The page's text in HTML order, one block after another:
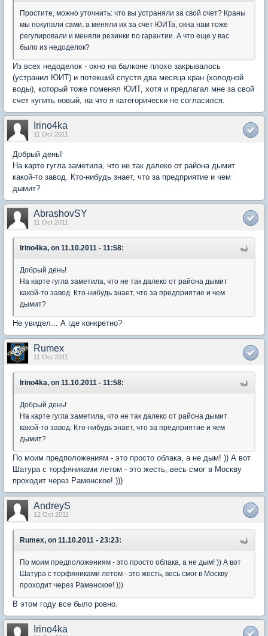
Простите, можно уточнить: что вы устраняли за свой счет? Краны
мы покупали сами, а меняли их за счет ЮИТа, окна нам тоже
регулировали и меняли резинки по гарантии. А что еще у вас
было из недоделок?
Из всех недоделок - окно на балконе плохо закрывалось
(устранил ЮИТ) и потекший спустя два месяца кран (холодной
воды), который тоже поменял ЮИТ, хотя и предлагал мне за свой
счет купить новый, на что я категорически не согласился.
Irino4ka
11 Oct 2011
Добрый день!
На карте гугла заметила, что не так далеко от района дымит
какой-то завод. Кто-нибудь знает, что за предприятие и чем
дымит?
AbrashovSY
11 Oct 2011
Irino4ka, on 11.10.2011 - 11:58:
Добрый день!
На карте гугла заметила, что не так далеко от района дымит
какой-то завод. Кто-нибудь знает, что за предприятие и чем
дымит?
Не увидел... А где конкретно?
Rumex
11 Oct 2011
Irino4ka, on 11.10.2011 - 11:58:
Добрый день!
На карте гугла заметила, что не так далеко от района дымит
какой-то завод. Кто-нибудь знает, что за предприятие и чем
дымит?
По моим предположениям - это просто облака, а не дым! )) А вот
Шатура с торфяниками летом - это жесть, весь смог в Москву
проходит через Раменское! )))
AndreyS
12 Oct 2011
Rumex, on 11.10.2011 - 23:23:
По моим предположениям - это просто облака, а не дым! )) А вот
Шатура с торфяниками летом - это жесть, весь смог в Москву
проходит через Раменское! )))
В этом году все было ровно.
Irino4ka